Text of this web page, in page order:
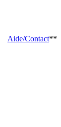
Aide/Contact**